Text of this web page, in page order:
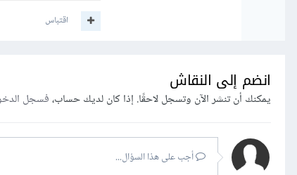
اقتباس
انضم إلى النقاش
يمكنك أن تنشر الآن وتسجل لاحقًا. إذا كان لديك حساب،فسجل
أجب على هذا السؤال...